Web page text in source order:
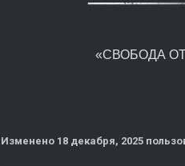
«СВОБОДА
Изменено 18 декабря, 2025